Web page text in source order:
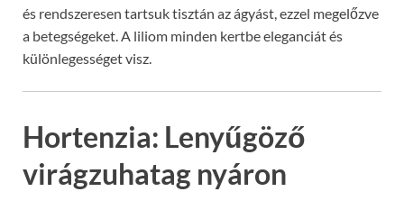
és rendszeresen tartsuk tisztán az ágyást, ezzel megelőzve
a betegségeket. A liliom minden kertbe eleganciát és
különlegességet visz.
Hortenzia: Lenyűgöző
virágzuhatag nyáron